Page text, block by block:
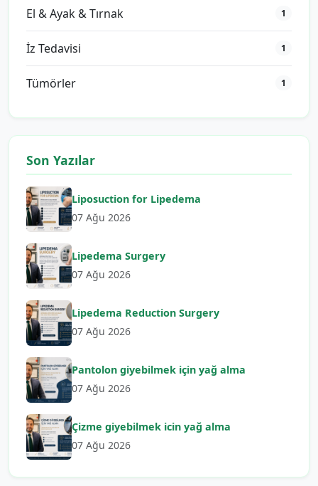
El & Ayak & Tırnak 1
İz Tedavisi 1
Tümörler 1
Son Yazılar
Liposuction for Lipedema
07 Ağu 2026
Lipedema Surgery
07 Ağu 2026
Lipedema Reduction Surgery
07 Ağu 2026
Pantolon giyebilmek için yağ alma
07 Ağu 2026
Çizme giyebilmek icin yağ alma
07 Ağu 2026